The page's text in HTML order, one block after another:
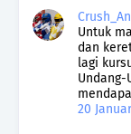
Untuk
dan
lagi
20